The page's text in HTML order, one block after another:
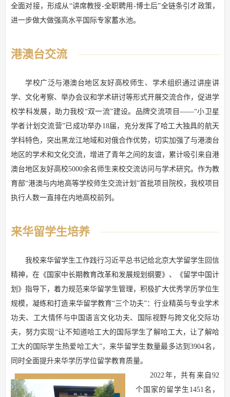
全面对接，形成从“讲席教授-全职聘用-博士后”全链条引才政策，
进一步做大做强高水平国际专家蓄水池。
港澳台交流
学校广泛与港澳台地区友好高校师生、学术组织通过讲座讲
学、文化考察、举办会议和学术研讨等形式开展交流合作，促进学
校学科发展，助力我校“双一流”建设。品牌交流项目——“小卫星
学者计划交流营”已成功举办18届，充分发挥了哈工大独具的航天
学科特色，突出黑龙江地域和对俄合作优势，切实加强了与港澳台
地区的学术和文化交流，增进了青年之间的友谊，累计吸引来自港
澳台地区友好高校5000余名师生来校交流访问与学术研究。作为教
育部“港澳与内地高等学校师生交流计划”首批项目院校，我校项目
执行人数一直排在内地高校前列。
来华留学生培养
我校来华留学生工作践行习近平总书记给北京大学留学生回信
精神，在《国家中长期教育改革和发展规划纲要》、《留学中国计
划》指导下，着力规范来华留学生管理，积极扩大优秀学历学位生
规模，凝练和打造来华留学教育“三个功夫”：行业精英与专业学术
功夫、工大情怀与中国语言文化功夫、国际视野与跨文化交际功
夫，努力实现“让不知道哈工大的国际学生了解哈工大，让了解哈
工大的国际学生热爱哈工大”，来华留学生数量最多达到3904名，
同时全面提升来华学历学位留学教育质量。
2022年，共有来自92
个国家的留学生1451名，